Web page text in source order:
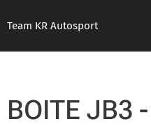
Team KR Autosport
BOITE JB3